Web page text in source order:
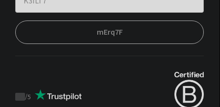
mErq7F
Trustpilot
/5